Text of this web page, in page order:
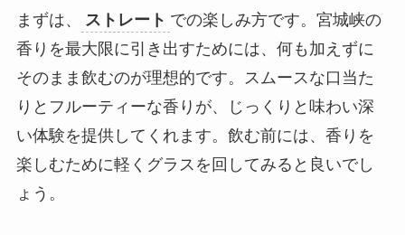
まずは、 ストレート での楽しみ方です。宮城峡の
香りを最大限に引き出すためには、何も加えずに
そのまま飲むのが理想的です。スムースな口当た
りとフルーティーな香りが、じっくりと味わい深
い体験を提供してくれます。飲む前には、香りを
楽しむために軽くグラスを回してみると良いでし
ょう。